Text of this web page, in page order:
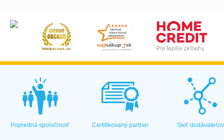
Popredná spoločnosť Certifikovaný partner Sieť dodávateľov